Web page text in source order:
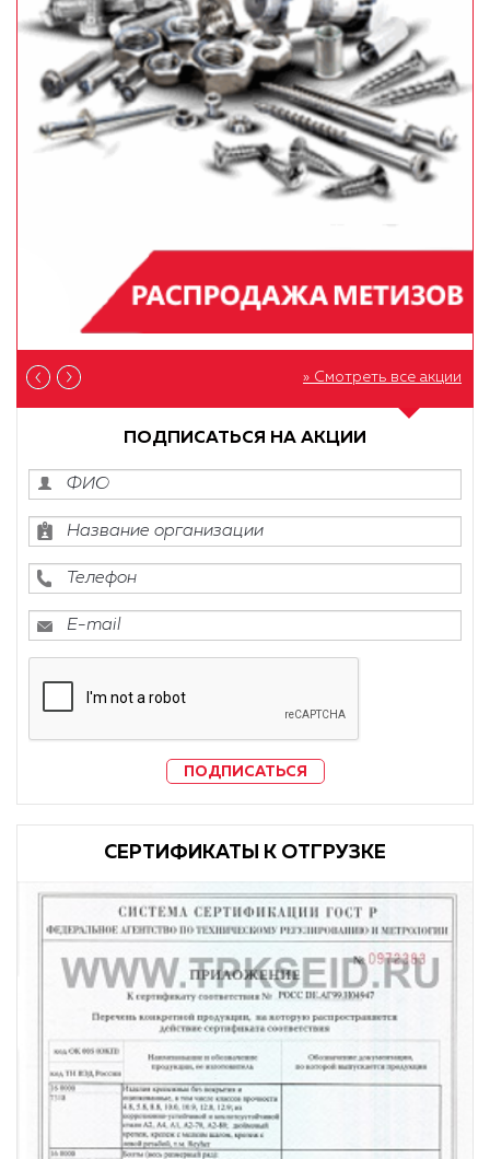
» Смотреть все акции
ПОДПИСАТЬСЯ НА АКЦИИ
ПОДПИСАТЬСЯ
CЕРТИФИКАТЫ К ОТГРУЗКЕ